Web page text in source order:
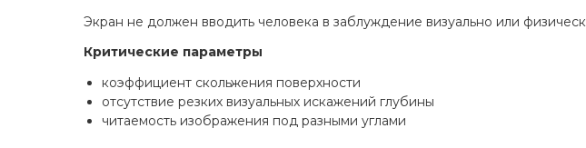
Экран не должен вводить человека в заблуждение визуально или
Критические параметры
коэффициент скольжения поверхности
отсутствие резких визуальных искажений глубины
читаемость изображения под разными углами